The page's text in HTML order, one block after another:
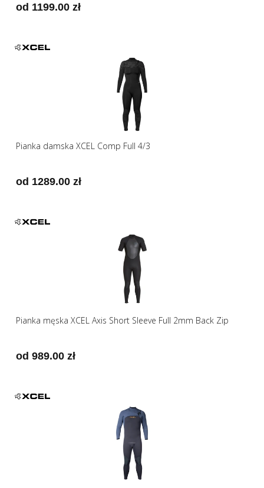
od 1199.00 zł
Pianka damska XCEL Comp Full 4/3
od 1289.00 zł
Pianka męska XCEL Axis Short Sleeve Full 2mm Back Zip
od 989.00 zł